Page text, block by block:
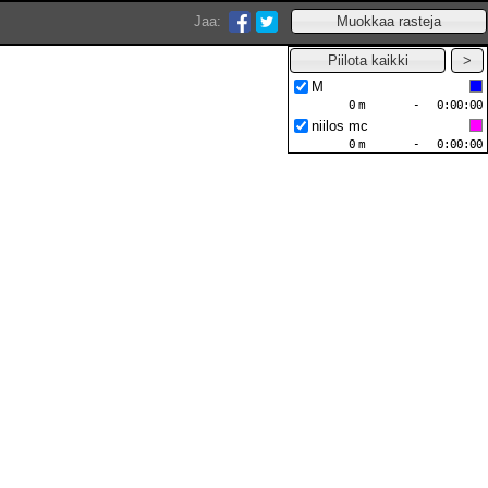
Jaa:
M
0:00:00
-
0 m
niilos mc
0:00:00
-
0 m